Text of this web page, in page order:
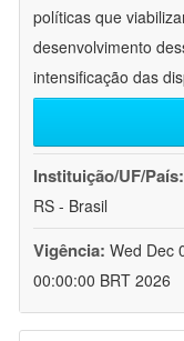
políticas que
desenvolvimento
intensificação das
Instituição/UF/País:
RS - Brasil
Vigência: Wed Dec
00:00:00 BRT 2026